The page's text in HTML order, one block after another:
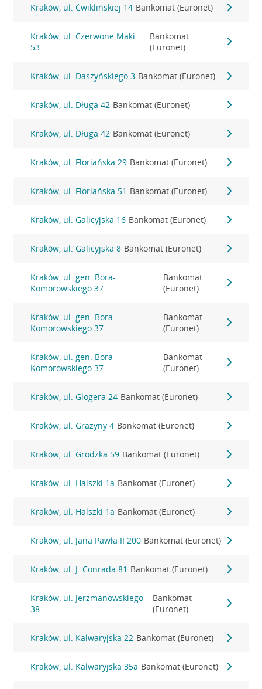
Kraków, ul. Ćwiklińskiej 14 Bankomat (Euronet)
Kraków, ul. Czerwone Maki
53
Bankomat
(Euronet)
Kraków, ul. Daszyńskiego 3 Bankomat (Euronet)
Kraków, ul. Długa 42 Bankomat (Euronet)
Kraków, ul. Długa 42 Bankomat (Euronet)
Kraków, ul. Floriańska 29 Bankomat (Euronet)
Kraków, ul. Floriańska 51 Bankomat (Euronet)
Kraków, ul. Galicyjska 16 Bankomat (Euronet)
Kraków, ul. Galicyjska 8 Bankomat (Euronet)
Kraków, ul. gen. Bora-
Komorowskiego 37
Bankomat
(Euronet)
Kraków, ul. gen. Bora-
Komorowskiego 37
Bankomat
(Euronet)
Kraków, ul. gen. Bora-
Komorowskiego 37
Bankomat
(Euronet)
Kraków, ul. Glogera 24 Bankomat (Euronet)
Kraków, ul. Grażyny 4 Bankomat (Euronet)
Kraków, ul. Grodzka 59 Bankomat (Euronet)
Kraków, ul. Halszki 1a Bankomat (Euronet)
Kraków, ul. Halszki 1a Bankomat (Euronet)
Kraków, ul. Jana Pawła II 200 Bankomat (Euronet)
Kraków, ul. J. Conrada 81 Bankomat (Euronet)
Kraków, ul. Jerzmanowskiego
38
Bankomat
(Euronet)
Kraków, ul. Kalwaryjska 22 Bankomat (Euronet)
Kraków, ul. Kalwaryjska 35a Bankomat (Euronet)